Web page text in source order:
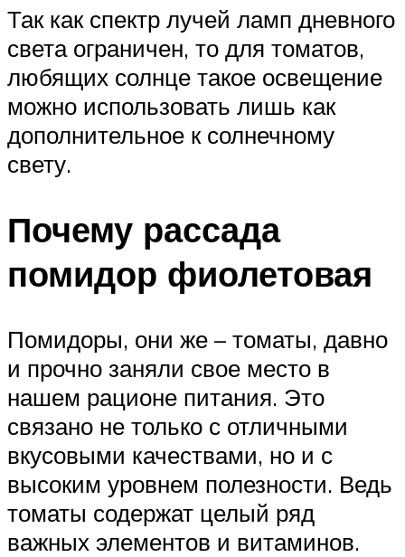
Так как спектр лучей ламп дневного
света ограничен, то для томатов,
любящих солнце такое освещение
можно использовать лишь как
дополнительное к солнечному
свету.
Почему рассада
помидор фиолетовая
Помидоры, они же – томаты, давно
и прочно заняли свое место в
нашем рационе питания. Это
связано не только с отличными
вкусовыми качествами, но и с
высоким уровнем полезности. Ведь
томаты содержат целый ряд
важных элементов и витаминов.